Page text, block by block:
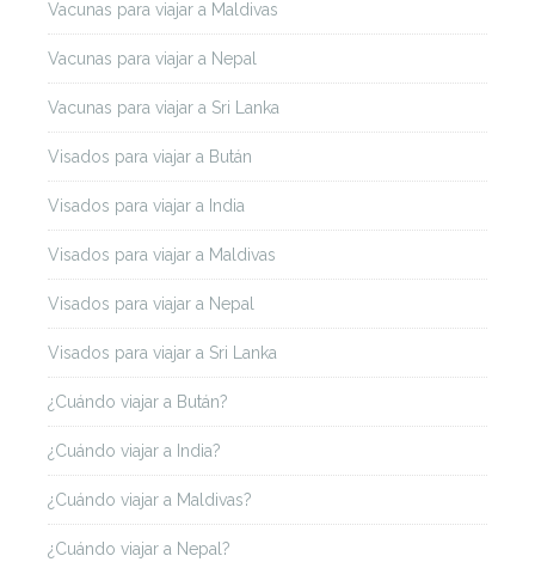
Vacunas para viajar a Maldivas
Vacunas para viajar a Nepal
Vacunas para viajar a Sri Lanka
Visados para viajar a Bután
Visados para viajar a India
Visados para viajar a Maldivas
Visados para viajar a Nepal
Visados para viajar a Sri Lanka
¿Cuándo viajar a Bután?
¿Cuándo viajar a India?
¿Cuándo viajar a Maldivas?
¿Cuándo viajar a Nepal?